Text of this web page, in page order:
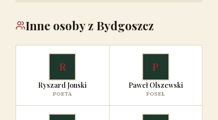
Inne osoby z Bydgoszcz
R
Ryszard Jonski
POETA
P
Paweł Olszewski
POSEŁ